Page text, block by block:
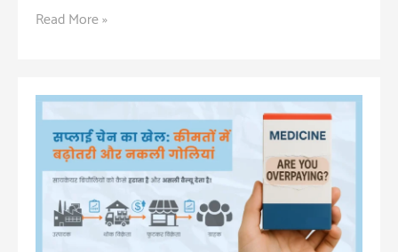
क्या
दवाओं
की
ज़्यादा
कीमत
लिए
ज़िम्मेदार
Read More »